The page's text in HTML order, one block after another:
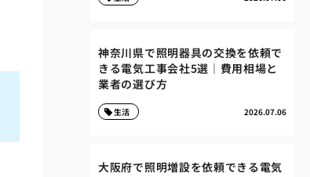
神奈川県で照明器具の交換を依頼で
きる電気工事会社5選｜費用相場と
業者の選び方
2026.07.06
生活
大阪府で照明増設を依頼できる電気